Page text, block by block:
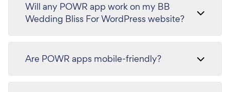
Will any POWR app work on my BB
Wedding Bliss For WordPress website?
Are POWR apps mobile-friendly?